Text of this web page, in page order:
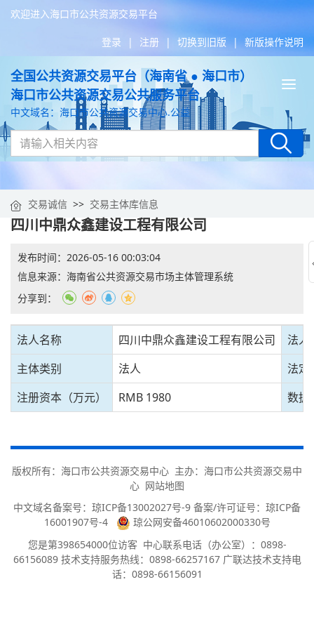
欢迎进入海口市公共资源交易平台
登录 | 注册 | 切换到旧版 | 新版操作说明
全国公共资源交易平台（海南省 ● 海口市）
海口市公共资源交易公共服务平台
中文域名：海口市公共资源交易中心.公益
交易诚信 >> 交易主体库信息
四川中鼎众鑫建设工程有限公司
发布时间： 2026-05-16 00:03:04
信息来源： 海南省公共资源交易市场主体管理系统
分享到：
法人名称 四川中鼎众鑫建设工程有限公司
法人
主体类别
法人
法定
注册资本（万元）
RMB 1980 数据
版权所有：海口市公共资源交易中心 主办：海口市公共资源交易中
心 网站地图
中文域名备案号： 琼ICP备13002027号-9 备案/许可证号：琼ICP备
16001907号-4
琼公网安备46010602000330号
您是第398654000位访客 中心联系电话（办公室）：0898-
66156089 技术支持服务热线：0898-66257167 广联达技术支持电
话：0898-66156091